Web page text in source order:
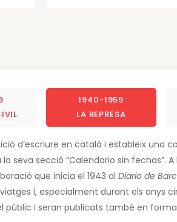
1940-1959
LA REPRESA
d’escriure en català i estableix una
seva secció “Calendario sin fechas”.
que inicia el 1943 al Diario de
i, especialment durant els anys
públic i seran publicats també en